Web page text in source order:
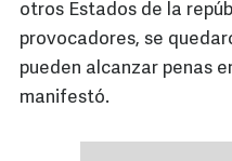
otros Estados de la
provocadores, se
pueden alcanzar penas
manifestó.